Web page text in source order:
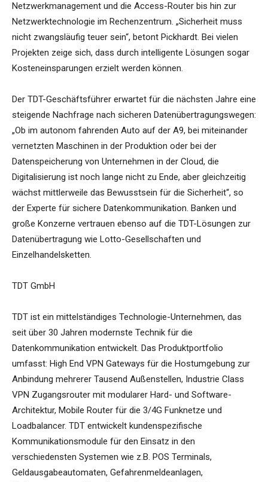
Netzwerkmanagement und die Access-Router bis hin zur
Netzwerktechnologie im Rechenzentrum. „Sicherheit muss
nicht zwangsläufig teuer sein“, betont Pickhardt. Bei vielen
Projekten zeige sich, dass durch intelligente Lösungen sogar
Kosteneinsparungen erzielt werden können.
Der TDT-Geschäftsführer erwartet für die nächsten Jahre eine
steigende Nachfrage nach sicheren Datenübertragungswegen:
„Ob im autonom fahrenden Auto auf der A9, bei miteinander
vernetzten Maschinen in der Produktion oder bei der
Datenspeicherung von Unternehmen in der Cloud, die
Digitalisierung ist noch lange nicht zu Ende, aber gleichzeitig
wächst mittlerweile das Bewusstsein für die Sicherheit“, so
der Experte für sichere Datenkommunikation. Banken und
große Konzerne vertrauen ebenso auf die TDT-Lösungen zur
Datenübertragung wie Lotto-Gesellschaften und
Einzelhandelsketten.
TDT GmbH
TDT ist ein mittelständiges Technologie-Unternehmen, das
seit über 30 Jahren modernste Technik für die
Datenkommunikation entwickelt. Das Produktportfolio
umfasst: High End VPN Gateways für die Hostumgebung zur
Anbindung mehrerer Tausend Außenstellen, Industrie Class
VPN Zugangsrouter mit modularer Hard- und Software-
Architektur, Mobile Router für die 3/4G Funknetze und
Loadbalancer. TDT entwickelt kundenspezifische
Kommunikationsmodule für den Einsatz in den
verschiedensten Systemen wie z.B. POS Terminals,
Geldausgabeautomaten, Gefahrenmeldeanlagen,